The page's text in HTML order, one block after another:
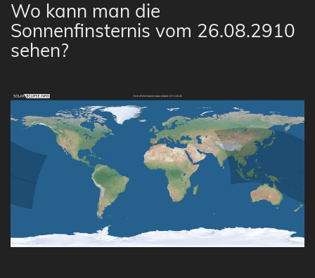
Wo kann man die
Sonnenfinsternis vom 26.08.2910
sehen?